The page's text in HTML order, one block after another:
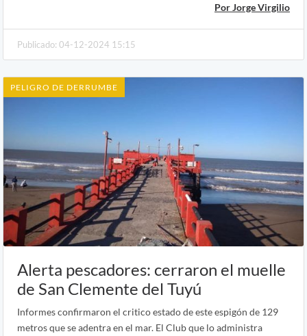
Por Jorge Virgilio
Publicado: 04-12-2024 15:15
PELIGRO DE DERRUMBE
Alerta pescadores: cerraron el muelle
de San Clemente del Tuyú
Informes confirmaron el critico estado de este espigón de 129
metros que se adentra en el mar. El Club que lo administra